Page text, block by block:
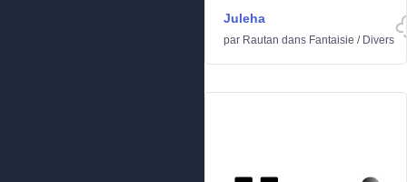
Juleha
par Rautan dans Fantaisie / Divers